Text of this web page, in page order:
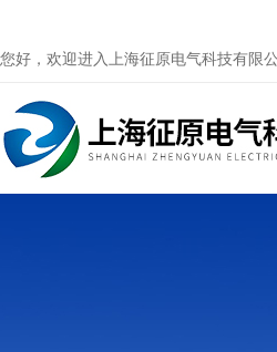
您好，欢迎进入上海征原电气科技有限